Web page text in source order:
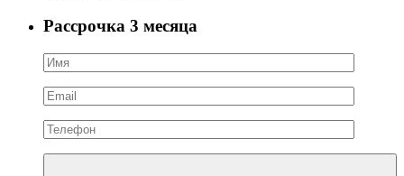
Рассрочка 3 месяца